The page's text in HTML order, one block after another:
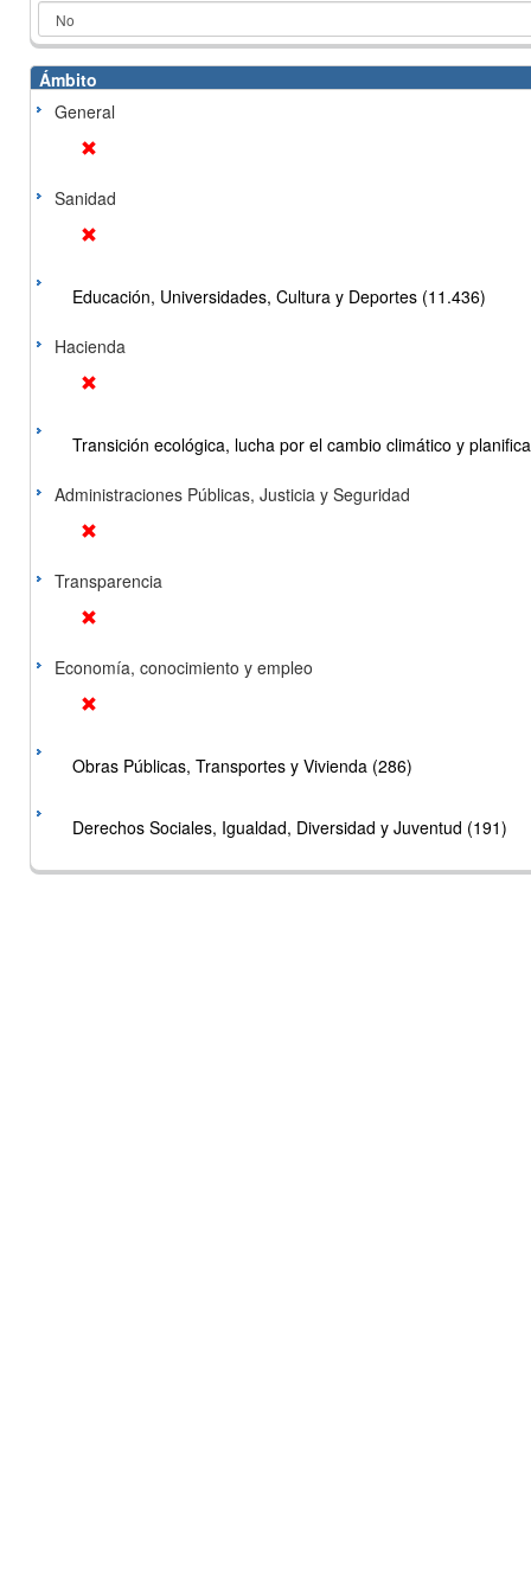
Ámbito
General
Sanidad
Educación, Universidades, Cultura y Deportes (11.436)
Hacienda
Transición ecológica, lucha por el cambio climático y
Administraciones Públicas, Justicia y Seguridad
Transparencia
Economía, conocimiento y empleo
Obras Públicas, Transportes y Vivienda (286)
Derechos Sociales, Igualdad, Diversidad y Juventud (191)